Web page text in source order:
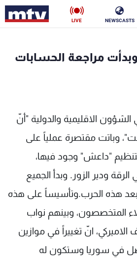
NEWSCASTS
LIVE
مراجعة الحسابات
الاقليمية والدولية "أنّ
وباتت مقتصرة عملياً على
"داعش" وجود فيها،
ودير الزور. وبدأ الجميع
هذه الحرب.وتأسيساً على هذه
المتخصصون، وبينهم نواب
انّ تغييراً في موازين
في سوريا وستكون له
فن
رياضة